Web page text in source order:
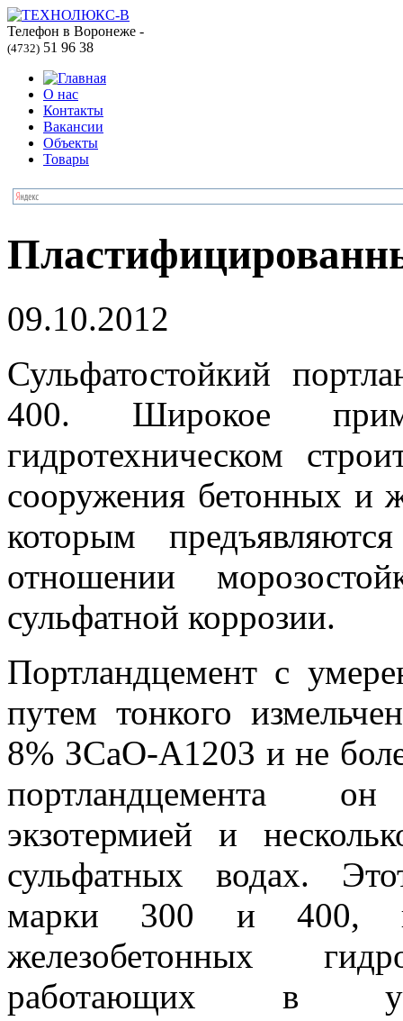
Телефон в Воронеже -
(4732) 51 96 38
О нас
Контакты
Вакансии
Объекты
Товары
09.10.2012
Сульфатостойкий
400. Широкое
гидротехническом
сооружения бетонных и
которым
отношении
сульфатной коррозии.
Портландцемент с
путем тонкого
8% ЗСаО-А1203 и не
портландцемента
экзотермией и
сульфатных водах.
марки 300 и 400,
железобетонных
работающих в